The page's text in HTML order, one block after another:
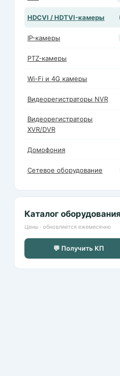
HDCVI / HDTVI-камеры
IP-камеры
PTZ-камеры
Wi-Fi и 4G камеры
Видеорегистраторы NVR
Видеорегистраторы
XVR/DVR
Домофония
Сетевое оборудование
Каталог оборудования
Цены · обновляется ежемесячно
💬 Получить КП